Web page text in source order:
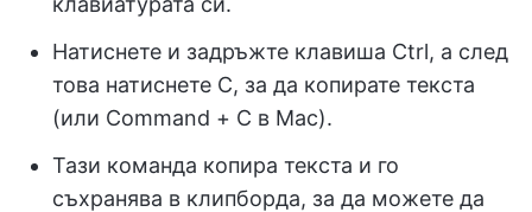
Натиснете и задръжте клавиша Ctrl, а след
това натиснете C, за да копирате текста
(или Command + C в Mac).
Тази команда копира текста и го
съхранява в клипборда, за да можете да